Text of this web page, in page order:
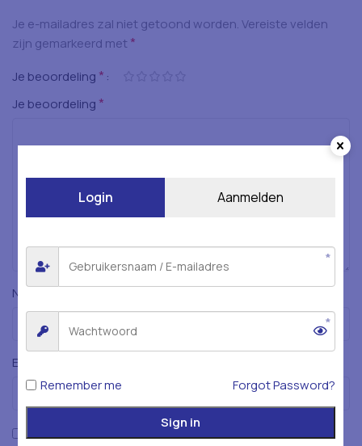
Je e-mailadres zal niet getoond worden.Vereiste velden
zijn gemarkeerd met *
Je beoordeling *
Je beoordeling *
Naam *
E-mail
Mijn naam, e-mailadres en website opslaan in deze
Login Aanmelden
Remember me Forgot Password?
Sign in